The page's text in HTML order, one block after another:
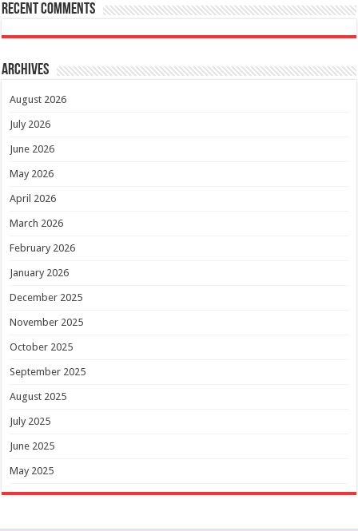
Recent Comments
Archives
August 2026
July 2026
June 2026
May 2026
April 2026
March 2026
February 2026
January 2026
December 2025
November 2025
October 2025
September 2025
August 2025
July 2025
June 2025
May 2025